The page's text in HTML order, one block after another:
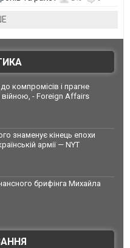
компромісів і прагне
війною, - Foreign Affairs
знаменує кінець епохи
армії — NYT
брифінга Михайла